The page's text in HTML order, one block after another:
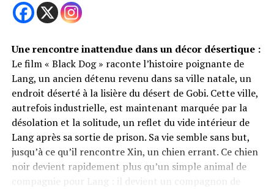
Une année riche en talents canins
Selon Toby Rose, fondateur des FIDO Awards, 2025
s’annonce comme une année exceptionnelle pour les
performances canines au cinéma. Avec une grande
variété de rôles joués par des chiens, les nominations
sont plus compétitives que jamais. Parmi les autres
nominés, on retrouve un husky rouge dans la comédie
Une rencontre inattendue dans un décor désertique :
Le film « Black Dog » raconte l’histoire poignante de
Lang, un ancien détenu revenu dans sa ville natale, un
endroit déserté à la lisière du désert de Gobi. Cette ville,
autrefois industrielle, est maintenant marquée par la
désolation et la solitude, un reflet du vide intérieur de
Lang après sa sortie de prison. Sa vie semble sans but,
jusqu’à ce qu’il rencontre Xin, un chien errant. Ce chien
noir devient rapidement plus qu’un simple animal de
compagnie pour Lang : il devient un compagnon de